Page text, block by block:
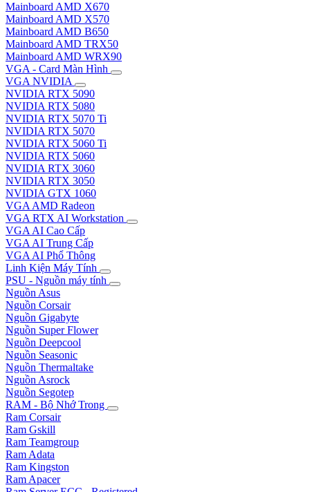
Mainboard AMD X670
Mainboard AMD X570
Mainboard AMD B650
Mainboard AMD TRX50
Mainboard AMD WRX90
VGA - Card Màn Hình
VGA NVIDIA
NVIDIA RTX 5090
NVIDIA RTX 5080
NVIDIA RTX 5070 Ti
NVIDIA RTX 5070
NVIDIA RTX 5060 Ti
NVIDIA RTX 5060
NVIDIA RTX 3060
NVIDIA RTX 3050
NVIDIA GTX 1060
VGA AMD Radeon
VGA RTX AI Workstation
VGA AI Cao Cấp
VGA AI Trung Cấp
VGA AI Phổ Thông
Linh Kiện Máy Tính
PSU - Nguồn máy tính
Nguồn Asus
Nguồn Corsair
Nguồn Gigabyte
Nguồn Super Flower
Nguồn Deepcool
Nguồn Seasonic
Nguồn Thermaltake
Nguồn Asrock
Nguồn Segotep
RAM - Bộ Nhớ Trong
Ram Corsair
Ram Gskill
Ram Teamgroup
Ram Adata
Ram Kingston
Ram Apacer